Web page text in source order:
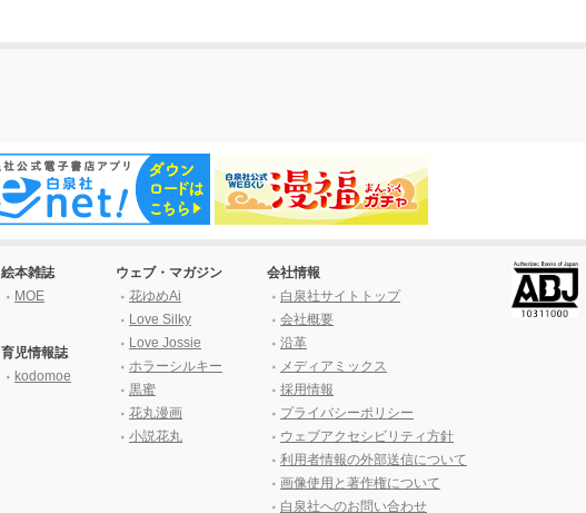
絵本雑誌
MOE
育児情報誌
kodomoe
ウェブ・マガジン
花ゆめAi
Love Silky
Love Jossie
ホラーシルキー
黒蜜
花丸漫画
小説花丸
会社情報
白泉社サイトトップ
会社概要
沿革
メディアミックス
採用情報
プライバシーポリシー
ウェブアクセシビリティ方針
利用者情報の外部送信について
画像使用と著作権について
白泉社へのお問い合わせ